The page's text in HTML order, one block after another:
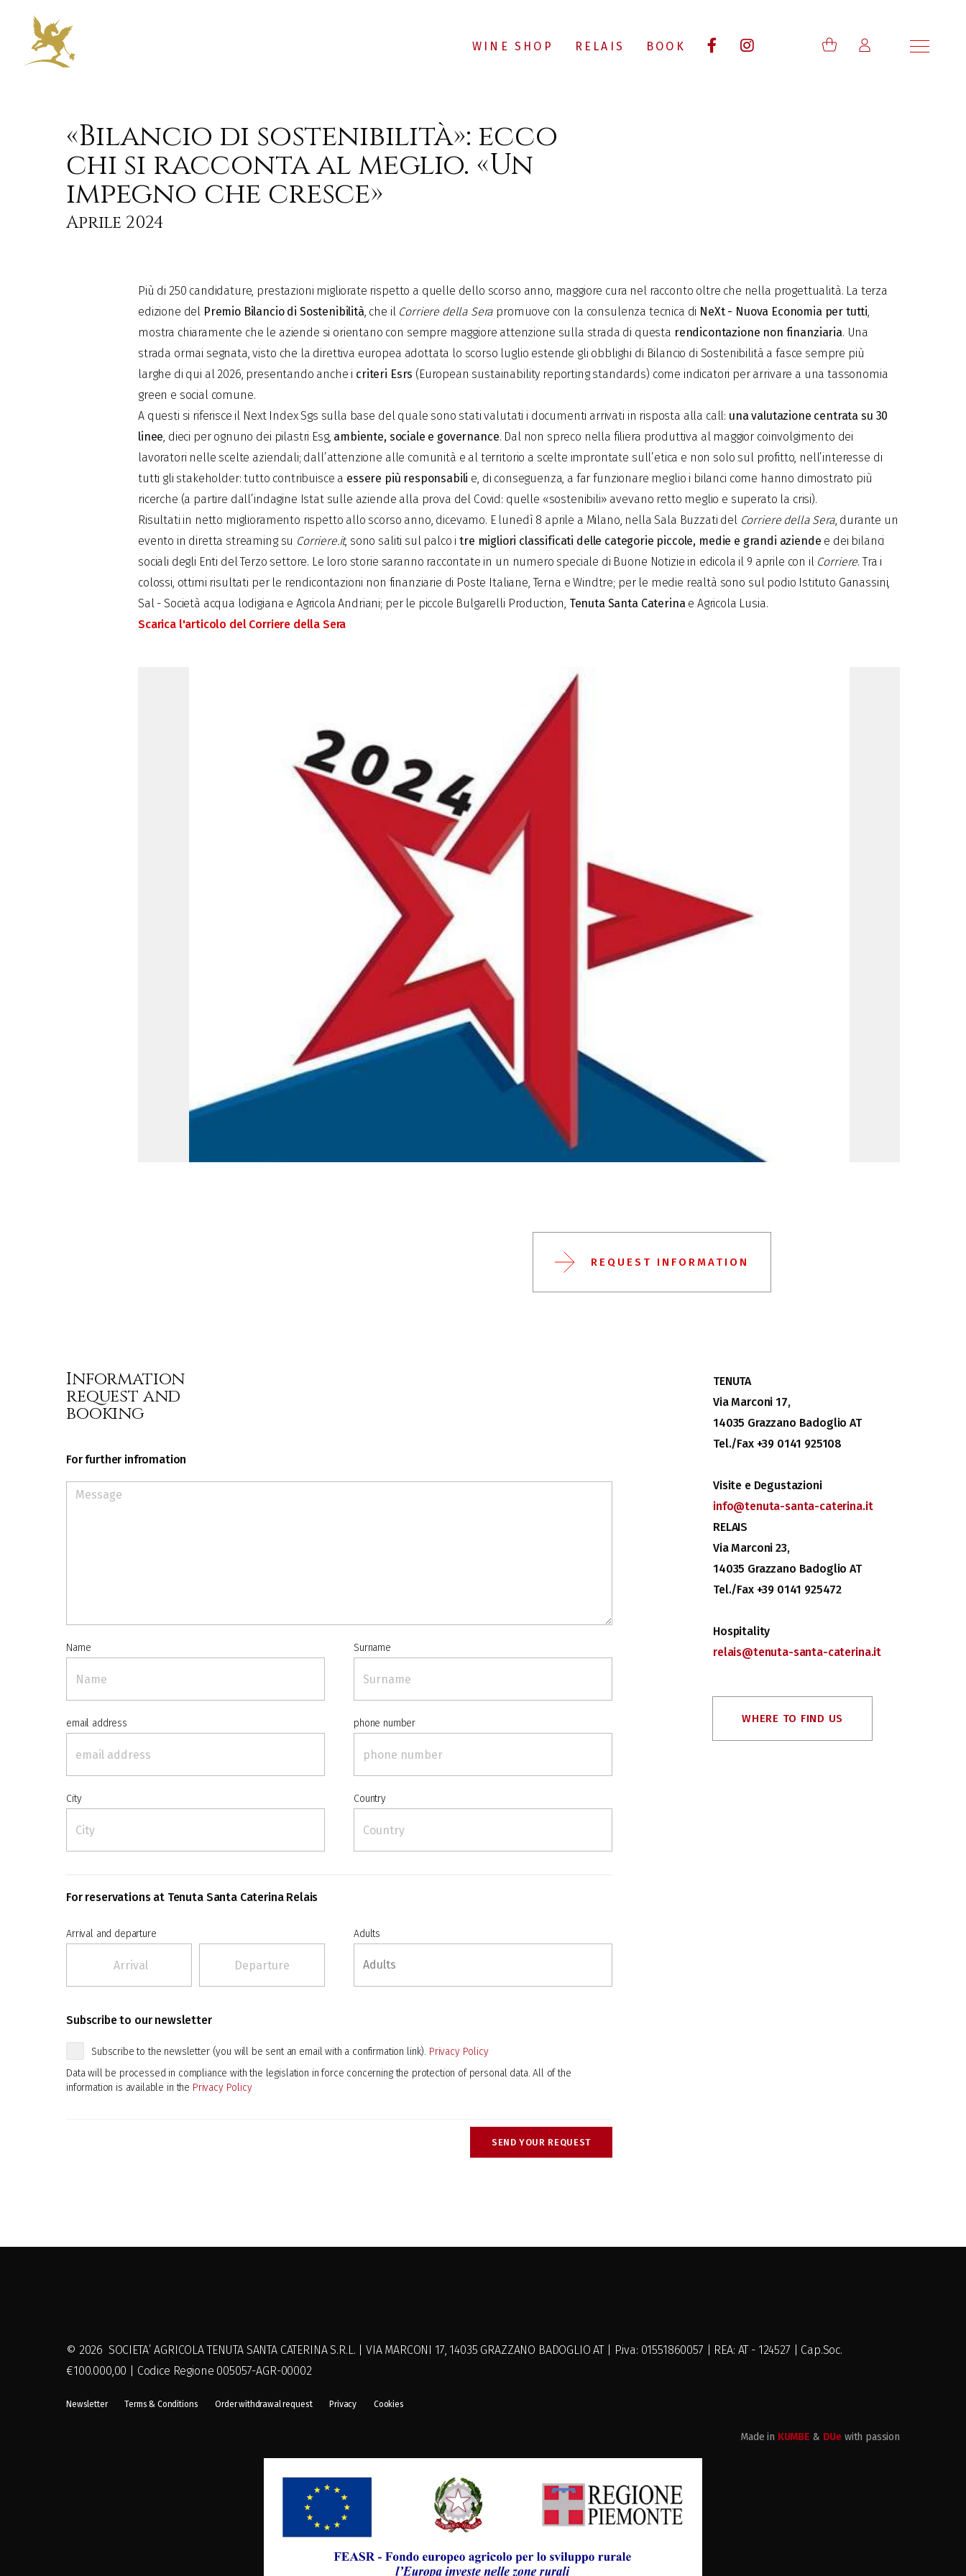
WINE SHOP RELAIS BOOK
«Bilancio di sostenibilità»: ecco
chi si racconta al meglio. «Un
impegno che cresce»
Aprile 2024
Più di 250 candidature, prestazioni migliorate rispetto a quelle dello scorso anno, maggiore cura nel racconto oltre che nella progettualità. La terza
edizione del Premio Bilancio di Sostenibilità, che il Corriere della Sera promuove con la consulenza tecnica di NeXt - Nuova Economia per tutti,
mostra chiaramente che le aziende si orientano con sempre maggiore attenzione sulla strada di questa rendicontazione non finanziaria. Una
strada ormai segnata, visto che la direttiva europea adottata lo scorso luglio estende gli obblighi di Bilancio di Sostenibilità a fasce sempre più
larghe di qui al 2026, presentando anche i criteri Esrs (European sustainability reporting standards) come indicatori per arrivare a una tassonomia
green e social comune.
A questi si riferisce il Next Index Sgs sulla base del quale sono stati valutati i documenti arrivati in risposta alla call: una valutazione centrata su 30
linee, dieci per ognuno dei pilastri Esg, ambiente, sociale e governance. Dal non spreco nella filiera produttiva al maggior coinvolgimento dei
lavoratori nelle scelte aziendali; dall’attenzione alle comunità e al territorio a scelte improntate sull’etica e non solo sul profitto, nell’interesse di
tutti gli stakeholder: tutto contribuisce a essere più responsabili e, di conseguenza, a far funzionare meglio i bilanci come hanno dimostrato più
ricerche (a partire dall’indagine Istat sulle aziende alla prova del Covid: quelle «sostenibili» avevano retto meglio e superato la crisi).
Risultati in netto miglioramento rispetto allo scorso anno, dicevamo. E lunedì 8 aprile a Milano, nella Sala Buzzati del Corriere della Sera, durante un
evento in diretta streaming su Corriere.it, sono saliti sul palco itre migliori classificati delle categorie piccole, medie e grandi aziende e dei bilanci
sociali degli Enti del Terzo settore. Le loro storie saranno raccontate in un numero speciale di Buone Notizie in edicola il 9 aprile con il Corriere. Tra i
colossi, ottimi risultati per le rendicontazioni non finanziarie di Poste Italiane, Terna e Windtre; per le medie realtà sono sul podio Istituto Ganassini,
Sal - Società acqua lodigiana e Agricola Andriani; per le piccole Bulgarelli Production, Tenuta Santa Caterina e Agricola Lusia.
Scarica l'articolo del Corriere della Sera
REQUEST INFORMATION
Information
request and
booking
For further infromation
Name Surname
email address phone number
City Country
For reservations at Tenuta Santa Caterina Relais
Arrival and departure Adults
Subscribe to our newsletter
Subscribe to the newsletter (you will be sent an email with a confirmation link). Privacy Policy
Data will be processed in compliance with the legislation in force concerning the protection of personal data. All of the
information is available in the Privacy Policy
SEND YOUR REQUEST
TENUTA
Via Marconi 17,
14035 Grazzano Badoglio AT
Tel./Fax +39 0141 925108
Visite e Degustazioni
info@tenuta-santa-caterina.it
RELAIS
Via Marconi 23,
14035 Grazzano Badoglio AT
Tel./Fax +39 0141 925472
Hospitality
relais@tenuta-santa-caterina.it
WHERE TO FIND US
© 2026 SOCIETA’ AGRICOLA TENUTA SANTA CATERINA S.R.L. | VIA MARCONI 17, 14035 GRAZZANO BADOGLIO AT | P.iva: 01551860057 | REA: AT - 124527 | Cap.Soc.
€100.000,00 | Codice Regione 005057-AGR-00002
Newsletter Terms & Conditions Order withdrawal request Privacy Cookies
Made in KUMBE & DUe with passion